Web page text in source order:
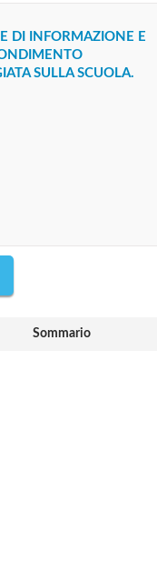
DI INFORMAZIONE E
SULLA SCUOLA.
Sommario